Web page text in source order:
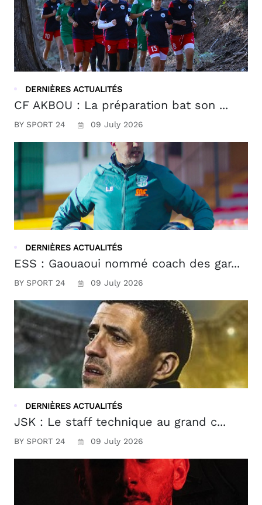
DERNIÈRES ACTUALITÉS
CF AKBOU : La préparation bat son ...
BY SPORT 24 09 July 2026
DERNIÈRES ACTUALITÉS
ESS : Gaouaoui nommé coach des gar...
BY SPORT 24 09 July 2026
DERNIÈRES ACTUALITÉS
JSK : Le staff technique au grand c...
BY SPORT 24 09 July 2026